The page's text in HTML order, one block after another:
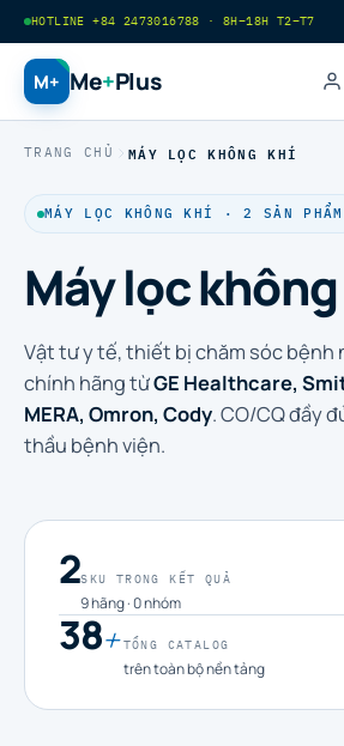
HOTLINE +84 2473016788 · 8H–18H T2–T7
M+ Me+Plus
TRANG CHỦ MÁY LỌC KHÔNG KHÍ
MÁY LỌC KHÔNG KHÍ · 2 SẢN PHẨM
Máy lọc
Vật tư y tế, thiết bị chăm sóc bệnh
chính hãng từGE Healthcare,
MERA, Omron, Cody. CO/CQ đầy
thầu bệnh viện.
2SKU TRONG KẾT QUẢ
9 hãng · 0 nhóm
38+TỔNG CATALOG
trên toàn bộ nền tảng